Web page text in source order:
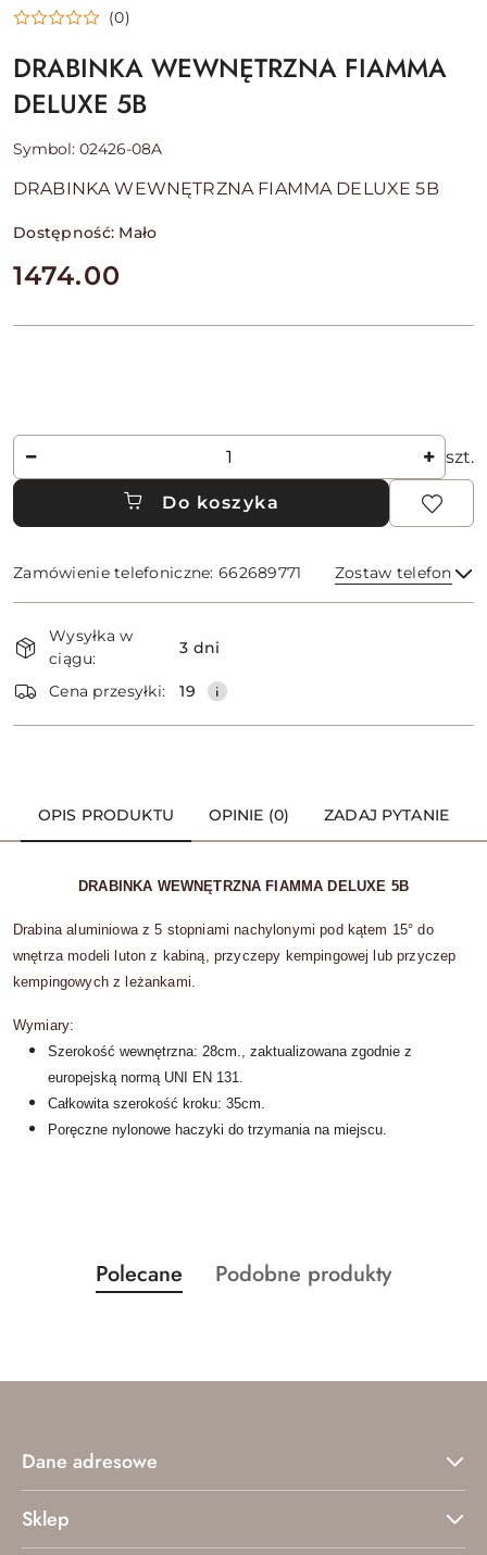
(0)
DRABINKA WEWNĘTRZNA FIAMMA
DELUXE 5B
Symbol: 02426-08A
DRABINKA WEWNĘTRZNA FIAMMA DELUXE 5B
Dostępność: Mało
cena:
1474.00
Ilość szt.
Do koszyka
Zamówienie telefoniczne: 662689771 Zostaw telefon
i
dostawa
Wysyłka w
ciągu:
3 dni
Cena przesyłki: 19
OPIS PRODUKTU OPINIE (0) ZADAJ PYTANIE
DRABINKA WEWNĘTRZNA FIAMMA DELUXE 5B
Drabina aluminiowa z 5 stopniami nachylonymi pod kątem 15° do
wnętrza modeli luton z kabiną, przyczepy kempingowej lub przyczep
kempingowych z leżankami.
Wymiary:
Szerokość wewnętrzna: 28cm., zaktualizowana zgodnie z
europejską normą UNI EN 131.
Całkowita szerokość kroku: 35cm.
Poręczne nylonowe haczyki do trzymania na miejscu.
Pomiń karuzelę produktów
Produkty
o
Polecane
Produkty
Podobne produkty
Dane adresowe
Sklep